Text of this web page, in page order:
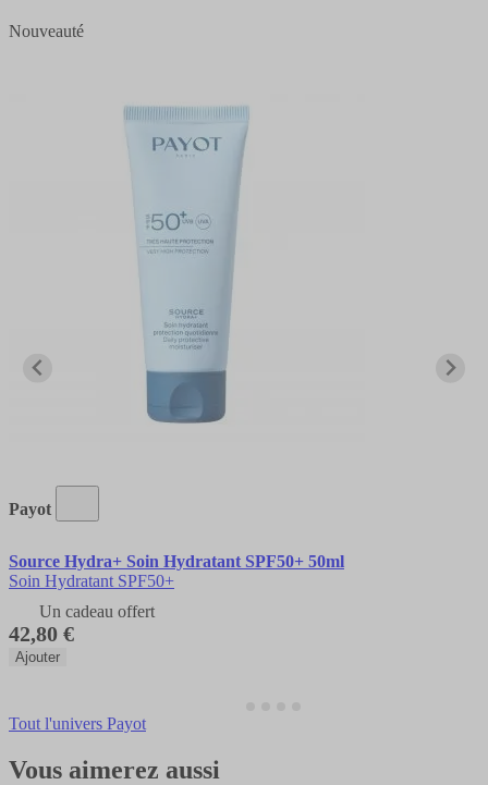
Nouveauté
Payot
Source Hydra+ Soin Hydratant SPF50+ 50ml
Soin Hydratant SPF50+
Un cadeau offert
42,80 €
Ajouter
Tout l'univers Payot
Vous aimerez aussi